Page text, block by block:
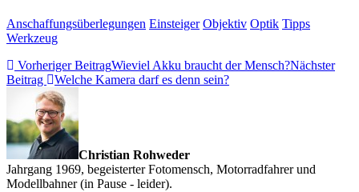
Anschaffungsüberlegungen Einsteiger Objektiv Optik Tipps
Werkzeug
Vorheriger BeitragWieviel Akku braucht der Mensch?Nächster
Beitrag
Welche Kamera darf es denn sein?
Christian Rohweder
Jahrgang 1969, begeisterter Fotomensch, Motorradfahrer und
Modellbahner (in Pause - leider).